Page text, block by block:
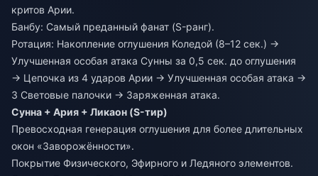
критов Арии.
Банбу: Самый преданный фанат (S-ранг).
Ротация: Накопление оглушения Коледой (8–12 сек.) →
Улучшенная особая атака Сунны за 0,5 сек. до оглушения
→ Цепочка из 4 ударов Арии → Улучшенная особая атака →
3 Световые палочки → Заряженная атака.
Сунна + Ария + Ликаон (S-тир)
Превосходная генерация оглушения для более длительных
окон «Заворожённости».
Покрытие Физического, Эфирного и Ледяного элементов.